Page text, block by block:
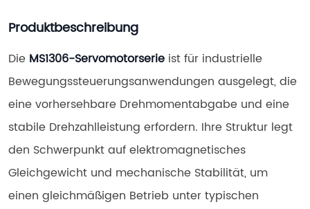
Produktbeschreibung
Die MS1306-Servomotorserie ist für industrielle
Bewegungssteuerungsanwendungen ausgelegt, die
eine vorhersehbare Drehmomentabgabe und eine
stabile Drehzahlleistung erfordern. Ihre Struktur legt
den Schwerpunkt auf elektromagnetisches
Gleichgewicht und mechanische Stabilität, um
einen gleichmäßigen Betrieb unter typischen